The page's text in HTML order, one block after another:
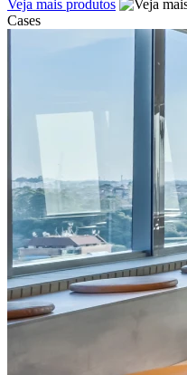
Veja mais produtos
Cases